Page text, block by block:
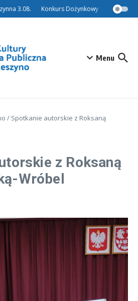
3.08. Konkurs Dożynkowy – Tradycyjny
Menu
/ Spotkanie autorskie z Roksaną
z Roksaną
Wróbel